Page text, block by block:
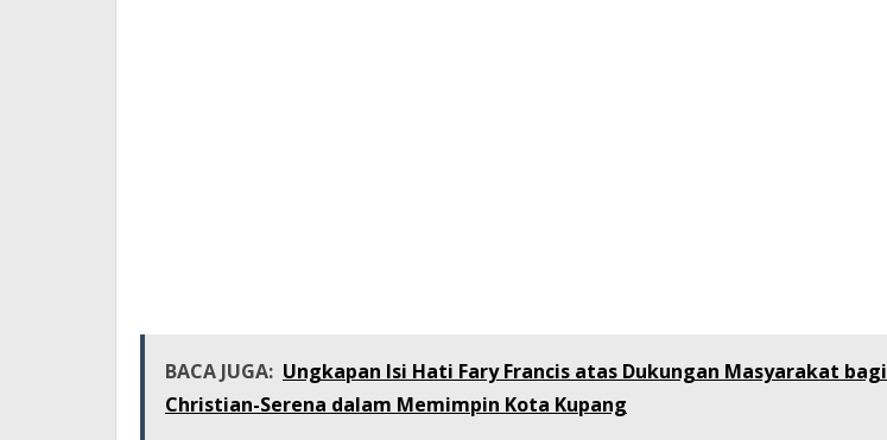
BACA JUGA: Ungkapan Isi Hati Fary Francis atas Dukungan Masyarakat bagi
Christian-Serena dalam Memimpin Kota Kupang